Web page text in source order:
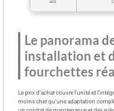
ans
Le panorama
installation et
fourchettes
Le prix d’achat couvre l’unité et
moins cher qu’une adaptation